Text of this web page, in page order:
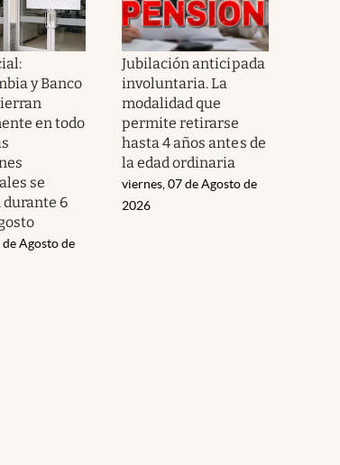
y Banco
en todo
se
6
Agosto de
Jubilación anticipada
involuntaria. La
modalidad que
permite retirarse
hasta 4 años antes de
la edad ordinaria
viernes, 07 de Agosto de
2026